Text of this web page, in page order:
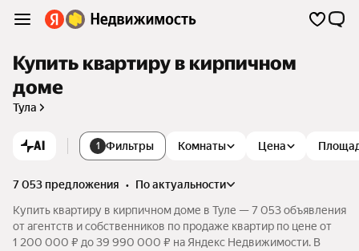
Купить квартиру в кирпичном
доме
Тула
AI 1 Фильтры Комнаты Цена
7 053 предложения •
по актуальности
Купить квартиру в кирпичном доме в Туле — 7 053 объявления
от агентств и собственников по продаже квартир по цене от
1 200 000 ₽ до 39 990 000 ₽ на Яндекс Недвижимости. В